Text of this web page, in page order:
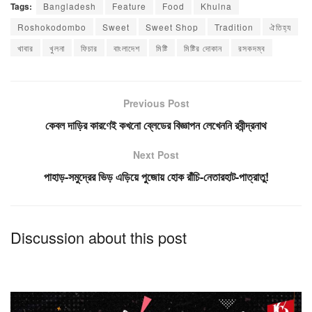
Tags: Bangladesh Feature Food
Khulna
Roshokodombo
Sweet Sweet Shop Tradition
ঐতিহ্য
খাবার
খুলনা ফিচার বাংলাদেশ মিষ্টি মিষ্টির দোকান রসকদম্ব
Previous Post
কেবল দাড়ির কারণেই কখনো ব্লেডের বিজ্ঞাপন লেখেননি রবীন্দ্রনাথ
Next Post
পাহাড়-সমুদ্রের ভিড় এড়িয়ে পুজোয় হোক রাঁচি-নেতারহাট-পাত্রাতু!
Discussion about this post